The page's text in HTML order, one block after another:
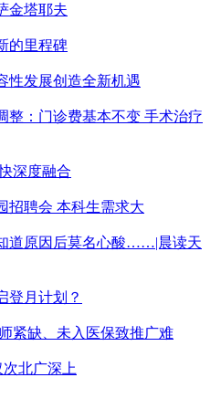
金塔耶夫
的里程碑
性发展创造全新机遇
整：门诊费基本不变 手术治疗
深度融合
招聘会 本科生需求大
道原因后莫名心酸……|晨读天
登月计划？
紧缺、未入医保致推广难
次北广深上